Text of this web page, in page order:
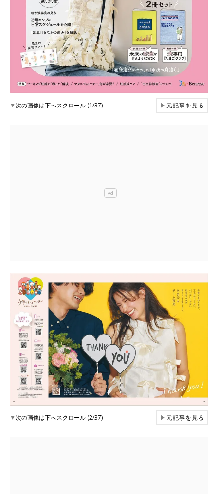
▼次の画像は下へスクロール (1/37) ▶元記事を見る
▼次の画像は下へスクロール (2/37) ▶元記事を見る